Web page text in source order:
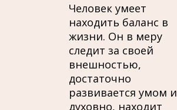
Человек умеет
находить баланс в
жизни. Он в меру
следит за своей
внешностью,
достаточно
развивается умом и
духовно, находит